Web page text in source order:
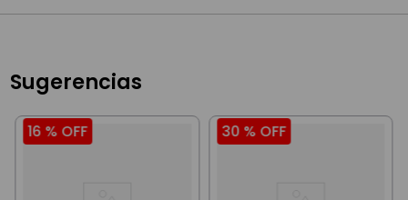
Sugerencias
16 % OFF 30 % OFF